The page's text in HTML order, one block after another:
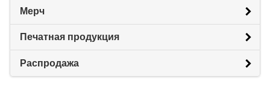
Мерч
Печатная продукция
Распродажа